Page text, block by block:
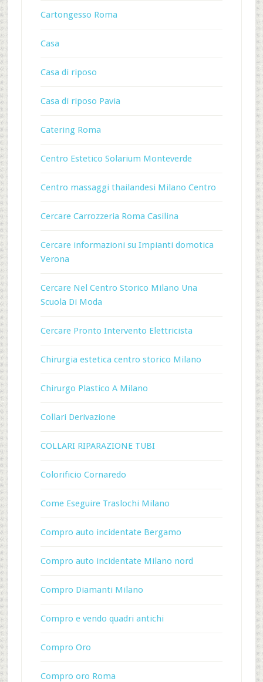
Cartongesso Roma
Casa
Casa di riposo
Casa di riposo Pavia
Catering Roma
Centro Estetico Solarium Monteverde
Centro massaggi thailandesi Milano Centro
Cercare Carrozzeria Roma Casilina
Cercare informazioni su Impianti domotica
Verona
Cercare Nel Centro Storico Milano Una
Scuola Di Moda
Cercare Pronto Intervento Elettricista
Chirurgia estetica centro storico Milano
Chirurgo Plastico A Milano
Collari Derivazione
COLLARI RIPARAZIONE TUBI
Colorificio Cornaredo
Come Eseguire Traslochi Milano
Compro auto incidentate Bergamo
Compro auto incidentate Milano nord
Compro Diamanti Milano
Compro e vendo quadri antichi
Compro Oro
Compro oro Roma